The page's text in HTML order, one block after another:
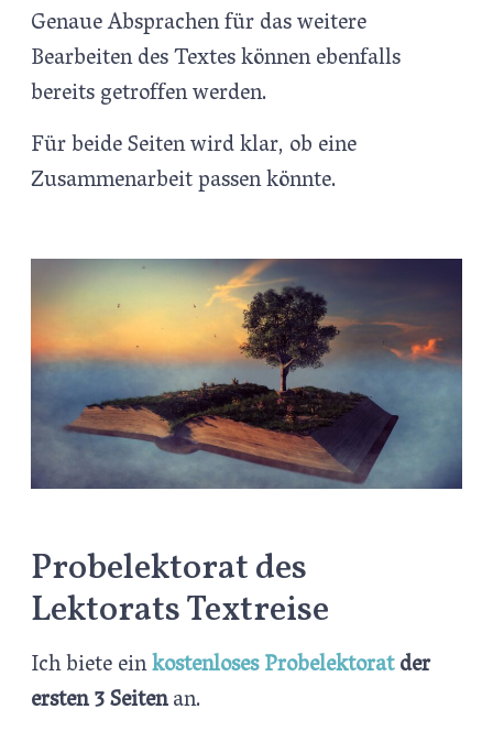
Genaue Absprachen für das weitere
Bearbeiten des Textes können ebenfalls
bereits getroffen werden.
Für beide Seiten wird klar, ob eine
Zusammenarbeit passen könnte.
Probelektorat des
Lektorats Textreise
Ich biete einkostenloses Probelektoratder
ersten 3 Seitenan.